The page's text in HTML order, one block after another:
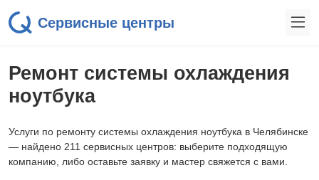
Сервисные центры
Ремонт системы охлаждения
ноутбука
Услуги по ремонту системы охлаждения ноутбука в Челябинске
— найдено 211 сервисных центров: выберите подходящую
компанию, либо оставьте заявку и мастер свяжется с вами.